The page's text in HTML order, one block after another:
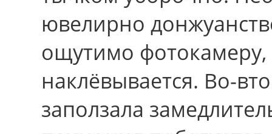
ювелирно
ощутимо фотокамеру,
наклёвывается. Во-
заползала